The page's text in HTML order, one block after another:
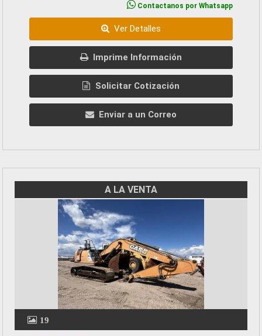
Contactanos por Whatsapp
Ver Detalles
Imprime Información
Solicitar Cotización
Enviar a un Correo
A LA VENTA
19